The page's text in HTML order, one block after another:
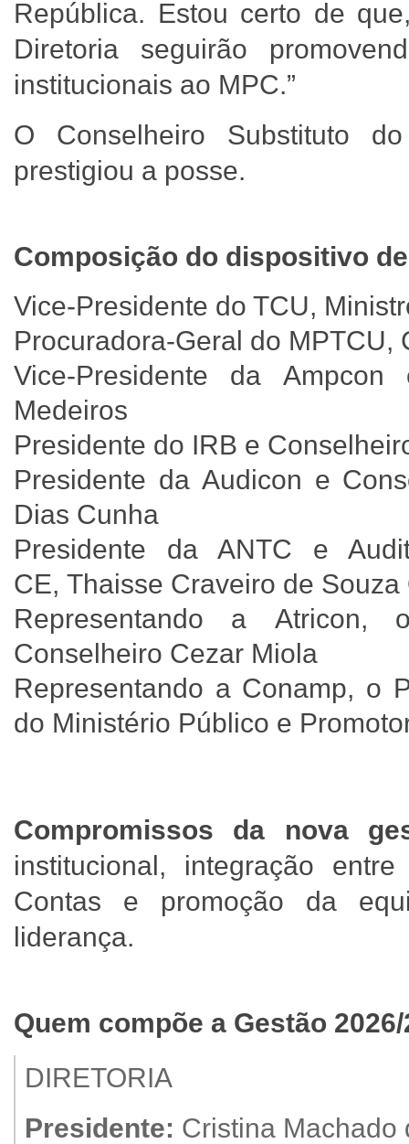
República. Estou certo de
Diretoria seguirão
institucionais ao MPC.”
O Conselheiro Substituto
prestigiou a posse.
Composição do dispositivo
Vice-Presidente do TCU,
Procuradora-Geral do
Vice-Presidente da
Medeiros
Presidente do IRB e
Presidente da Audicon e
Dias Cunha
Presidente da ANTC e
CE, Thaisse Craveiro de
Representando a Atricon,
Conselheiro Cezar Miola
Representando a Conamp, o
do Ministério Público e
Compromissos da nova
institucional, integração
Contas e promoção da
liderança.
Quem compõe a Gestão
DIRETORIA
Presidente: Cristina